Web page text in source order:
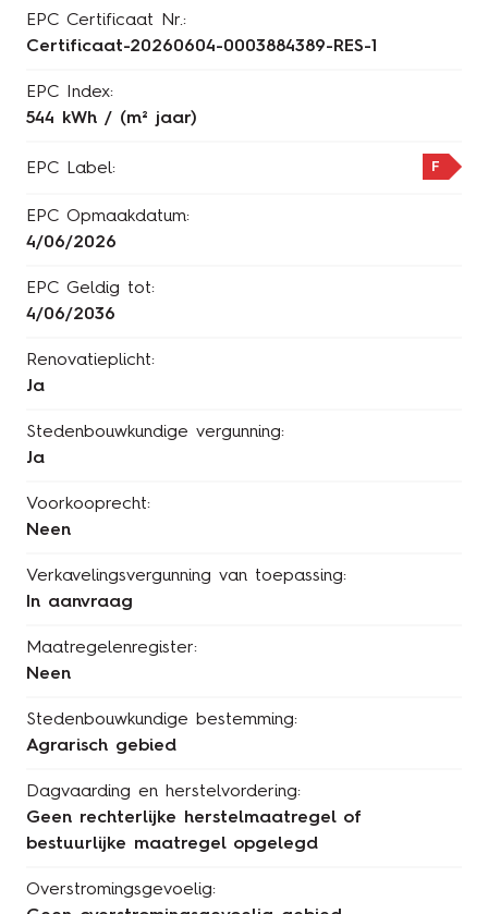
EPC Certificaat Nr.:
Certificaat-20260604-0003884389-RES-1
EPC Index:
544 kWh / (m² jaar)
EPC Label: F
EPC Opmaakdatum:
4/06/2026
EPC Geldig tot:
4/06/2036
Renovatieplicht:
Ja
Stedenbouwkundige vergunning:
Ja
Voorkooprecht:
Neen
Verkavelingsvergunning van toepassing:
In aanvraag
Maatregelenregister:
Neen
Stedenbouwkundige bestemming:
Agrarisch gebied
Dagvaarding en herstelvordering:
Geen rechterlijke herstelmaatregel of
bestuurlijke maatregel opgelegd
Overstromingsgevoelig: